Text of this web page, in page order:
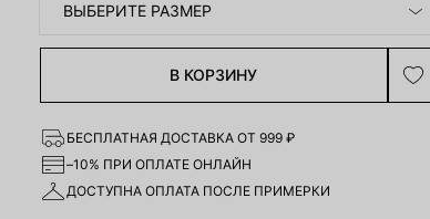
ВЫБЕРИТЕ РАЗМЕР
В КОРЗИНУ
БЕСПЛАТНАЯ ДОСТАВКА ОТ 999 ₽
–10% ПРИ ОПЛАТЕ ОНЛАЙН
ДОСТУПНА ОПЛАТА ПОСЛЕ ПРИМЕРКИ